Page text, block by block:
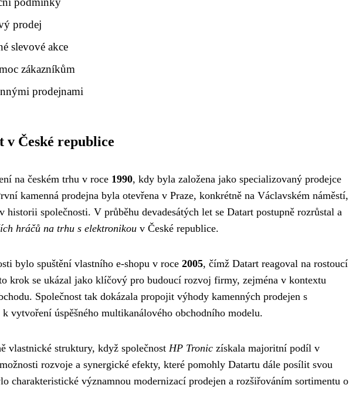
prodej
slevové akce
zákazníkům
prodejnami
v České republice
na českém trhu v roce 1990, kdy byla založena jako specializovaný prodejce
kamenná prodejna byla otevřena v Praze, konkrétně na Václavském náměstí,
společnosti. V průběhu devadesátých let se Datart postupně rozrůstal a
hráčů na trhu s elektronikou v České republice.
bylo spuštění vlastního e-shopu v roce 2005, čímž Datart reagoval na rostoucí
krok se ukázal jako klíčový pro budoucí rozvoj firmy, zejména v kontextu
Společnost tak dokázala propojit výhody kamenných prodejen s
vytvoření úspěšného multikanálového obchodního modelu.
vlastnické struktury, když společnost HP Tronic získala majoritní podíl v
rozvoje a synergické efekty, které pomohly Datartu dále posílit svou
charakteristické významnou modernizací prodejen a rozšiřováním sortimentu o